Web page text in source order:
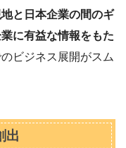
と日本企業の間のギ
に有益な情報をもた
ビジネス展開がスム
出